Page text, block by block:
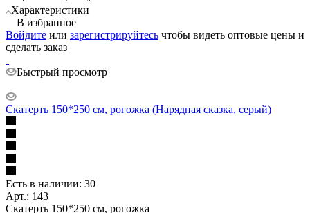
Характеристики
В избранное
Войдите или зарегистрируйтесь чтобы видеть оптовые цены и
сделать заказ
Быстрый просмотр
Скатерть 150*250 см, рогожка (Нарядная сказка, серый)
Есть в наличии: 30
Арт.: 143
Скатерть 150*250 см, рогожка